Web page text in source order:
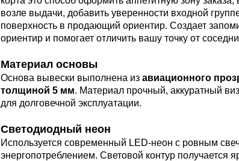
возле выдачи, добавить уверенности входной
поверхность в продающий ориентир. Создает
ориентир и помогает отличить вашу точку от
Материал основы
Основа вывески выполнена из авиационного
толщиной 5 мм. Материал прочный, аккуратный
для долговечной эксплуатации.
Светодиодный неон
Используется современный LED-неон с ровным
энергопотреблением. Световой контур получается